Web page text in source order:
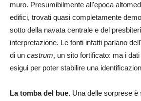
muro. Presumibilmente all'epoca
edifici, trovati quasi completamente
sotto della navata centrale e del
interpretazione. Le fonti infatti parlano
di un castrum, un sito fortificato: ma i
esigui per poter stabilire una
La tomba del bue. Una delle sorprese è